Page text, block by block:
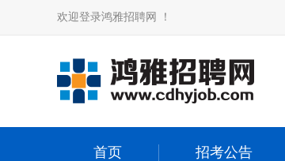
欢迎登录鸿雅招聘网 ！
首页 招考公告